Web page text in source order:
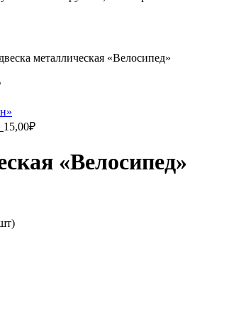
металлическая «Велосипед»
15,00₽
«Велосипед»